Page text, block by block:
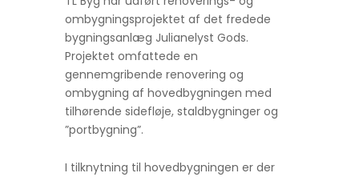
ombygningsprojektet af det fredede
bygningsanlæg Julianelyst Gods.
Projektet omfattede en
gennemgribende renovering og
ombygning af hovedbygningen med
tilhørende sidefløje, staldbygninger og
”portbygning”.
I tilknytning til hovedbygningen er der